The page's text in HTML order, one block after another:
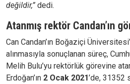
değildir,” dedi.
Atanmış rektör Candan’ın
Can Candan’ın Boğaziçi
alınmasıyla sonuçlanan süreç,
Melih Bulu’yu rektörlük görevine
Erdoğan’ın 2 Ocak 2021’de, 31352